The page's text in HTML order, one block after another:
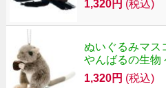
1,320円 (税込)
ぬいぐるみマス
やんばるの生物
1,320円 (税込)